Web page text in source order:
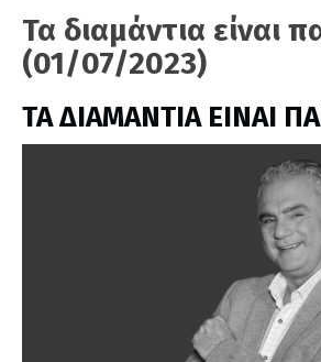
Τα διαμάντια είναι
(01/07/2023)
ΤΑ ΔΙΑΜΑΝΤΙΑ ΕΙΝΑΙ